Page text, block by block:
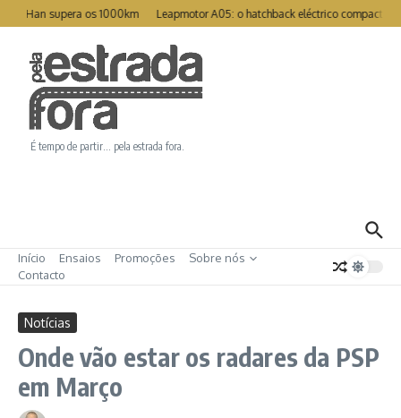
Ir para o conteúdo
Han supera os 1000km Leapmotor A05: o hatchback eléctrico compacto
É tempo de partir… pela estrada fora.
Início Ensaios Promoções
Sobre nós
Contacto
Notícias
Onde vão estar os radares da PSP
em Março